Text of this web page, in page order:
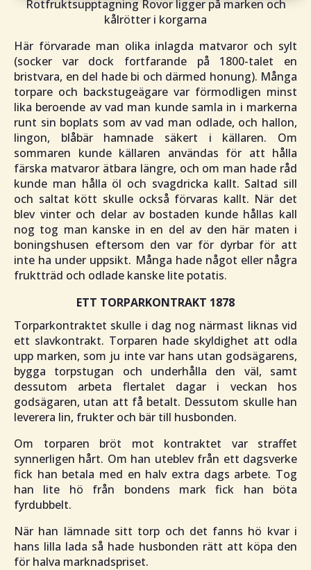
Rotfruktsupptagning Rovor ligger på marken och
kålrötter i korgarna
Här förvarade man olika inlagda matvaror och sylt
(socker var dock fortfarande på 1800-talet en
bristvara, en del hade bi och därmed honung). Många
torpare och backstugeägare var förmodligen minst
lika beroende av vad man kunde samla in i markerna
runt sin boplats som av vad man odlade, och hallon,
lingon, blåbär hamnade säkert i källaren. Om
sommaren kunde källaren användas för att hålla
färska matvaror ätbara längre, och om man hade råd
kunde man hålla öl och svagdricka kallt. Saltad sill
och saltat kött skulle också förvaras kallt. När det
blev vinter och delar av bostaden kunde hållas kall
nog tog man kanske in en del av den här maten i
boningshusen eftersom den var för dyrbar för att
inte ha under uppsikt. Många hade något eller några
fruktträd och odlade kanske lite potatis.
ETT TORPARKONTRAKT 1878
Torparkontraktet skulle i dag nog närmast liknas vid
ett slavkontrakt. Torparen hade skyldighet att odla
upp marken, som ju inte var hans utan godsägarens,
bygga torpstugan och underhålla den väl, samt
dessutom arbeta flertalet dagar i veckan hos
godsägaren, utan att få betalt. Dessutom skulle han
leverera lin, frukter och bär till husbonden.
Om torparen bröt mot kontraktet var straffet
synnerligen hårt. Om han uteblev från ett dagsverke
fick han betala med en halv extra dags arbete. Tog
han lite hö från bondens mark fick han böta
fyrdubbelt.
När han lämnade sitt torp och det fanns hö kvar i
hans lilla lada så hade husbonden rätt att köpa den
för halva marknadspriset.